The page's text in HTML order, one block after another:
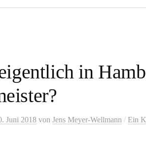
in
Juni 2018 von Jens Meyer-Wellmann / Ein